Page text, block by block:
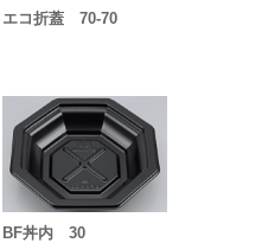
エコ折蓋 70-70
BF丼内 30